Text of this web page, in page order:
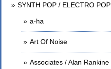
SYNTH POP / ELECTRO POP
a-ha
Art Of Noise
Associates / Alan Rankine